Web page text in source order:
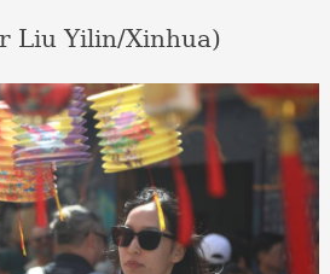
Liu Yilin/Xinhua)